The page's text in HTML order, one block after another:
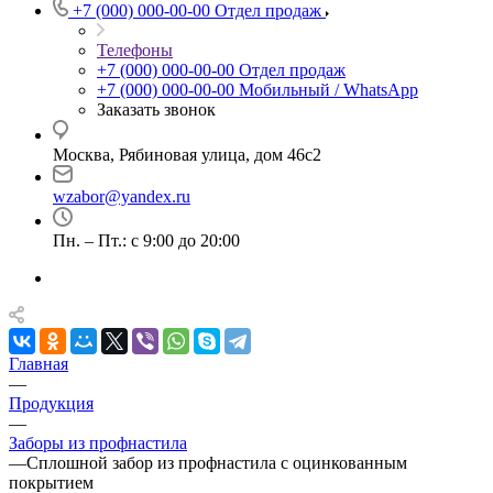
+7 (000) 000-00-00 Отдел продаж
Телефоны
+7 (000) 000-00-00 Отдел продаж
+7 (000) 000-00-00 Мобильный / WhatsApp
Заказать звонок
Москва, Рябиновая улица, дом 46с2
wzabor@yandex.ru
Пн. – Пт.: с 9:00 до 20:00
Главная
—
Продукция
—
Заборы из профнастила
—Сплошной забор из профнастила с оцинкованным
покрытием